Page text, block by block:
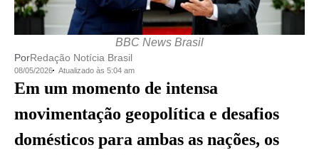
BBC News Brasil
PorRedação Notícia Brasil
08/05/2026 Atualizado às 5:04 am
Em um momento de intensa
movimentação geopolítica e desafios
domésticos para ambas as nações, os